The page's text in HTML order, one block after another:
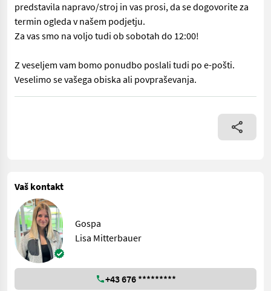
predstavila napravo/stroj in vas prosi, da se dogovorite za
termin ogleda v našem podjetju.
Za vas smo na voljo tudi ob sobotah do 12:00!
Z veseljem vam bomo ponudbo poslali tudi po e-pošti.
Veselimo se vašega obiska ali povpraševanja.
Št. 40822 4 kosov kompletnih koles 10.0/75-15,3 – cena na
Vaš kontakt
Gospa
Lisa Mitterbauer
+43 676 *********